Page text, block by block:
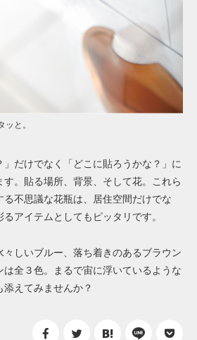
と。
」だけでなく「どこに貼ろうかな？」に
す。貼る場所、背景、そして花。これら
不思議な花瓶は、居住空間だけでな
アイテムとしてもピッタリです。
しいブルー、落ち着きのあるブラウン
は全３色。まるで宙に浮いているような
えてみませんか？